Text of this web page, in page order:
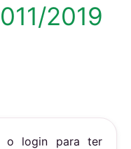
2019
o login para ter